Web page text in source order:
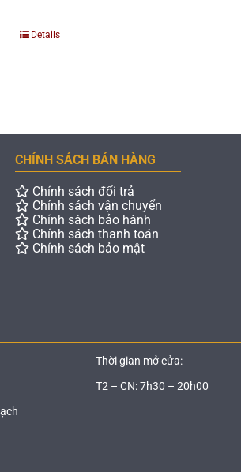
Details
CHÍNH SÁCH BÁN HÀNG
Chính sách đổi trả
Chính sách vận chuyển
Chính sách bảo hành
Chính sách thanh toán
Chính sách bảo mật
Thời gian mở cửa:
T2 – CN: 7h30 – 20h00